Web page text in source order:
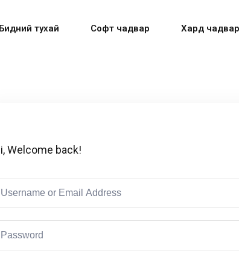
тухай Софт чадвар Хард чадвар
Welcome back!
Don’t have an account?Sign up